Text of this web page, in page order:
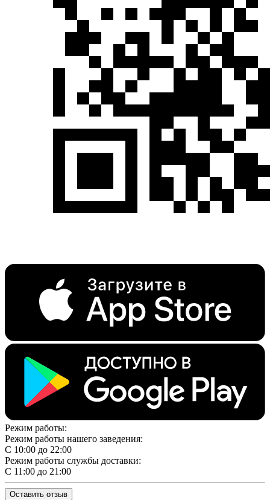
Режим работы:
Режим работы нашего заведения:
С 10:00 до 22:00
Режим работы службы доставки:
С 11:00 до 21:00
Оставить отзыв